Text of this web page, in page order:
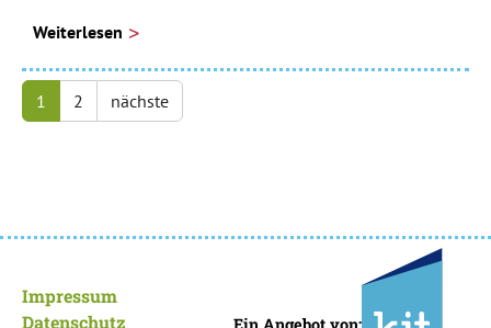
Weiterlesen
1 2 nächste
Impressum
Datenschutz